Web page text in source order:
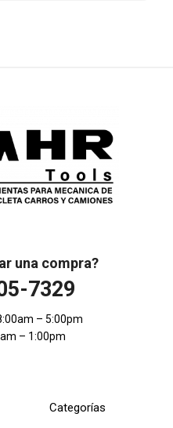
una compra?
7329
– 5:00pm
– 1:00pm
Categorías